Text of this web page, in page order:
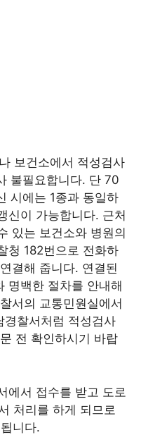
보건소에서 적성검사
불필요합니다. 단 70
시에는 1종과 동일하
신이 가능합니다. 근처
있는 보건소와 병원의
청 182번으로 전화하
결해 줍니다. 연결된
명백한 절차를 안내해
서의 교통민원실에서
경찰서처럼 적성검사
전 확인하시기 바랍
에서 접수를 받고 도로
처리를 하게 되므로
니다.